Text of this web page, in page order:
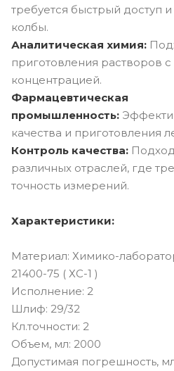
требуется быстрый доступ
колбы.
Аналитическая химия:
приготовления растворов
концентрацией.
Фармацевтическая
промышленность:
качества и приготовления
Контроль качества:
различных отраслей, где
точность измерений.
Характеристики:
Материал: Химико-
21400-75 ( ХС-1 )
Исполнение: 2
Шлиф: 29/32
Кл.точности: 2
Объем, мл: 2000
Допустимая погрешность,